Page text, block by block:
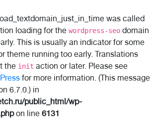
was called
loading for the wordpress-seo domain
This is usually an indicator for some
theme running too early. Translations
the init action or later. Please see
for more information. (This message
6.7.0.) in
public_html/wp-
on line 6131